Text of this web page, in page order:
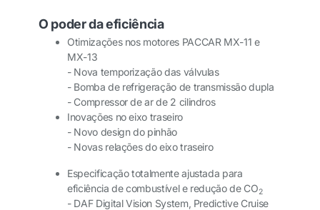
O poder da eficiência
Otimizações nos motores PACCAR MX-11 e
MX-13
- Nova temporização das válvulas
- Bomba de refrigeração de transmissão dupla
- Compressor de ar de 2 cilindros
Inovações no eixo traseiro
- Novo design do pinhão
- Novas relações do eixo traseiro
Especificação totalmente ajustada para
eficiência de combustível e redução de CO2
- DAF Digital Vision System, Predictive Cruise